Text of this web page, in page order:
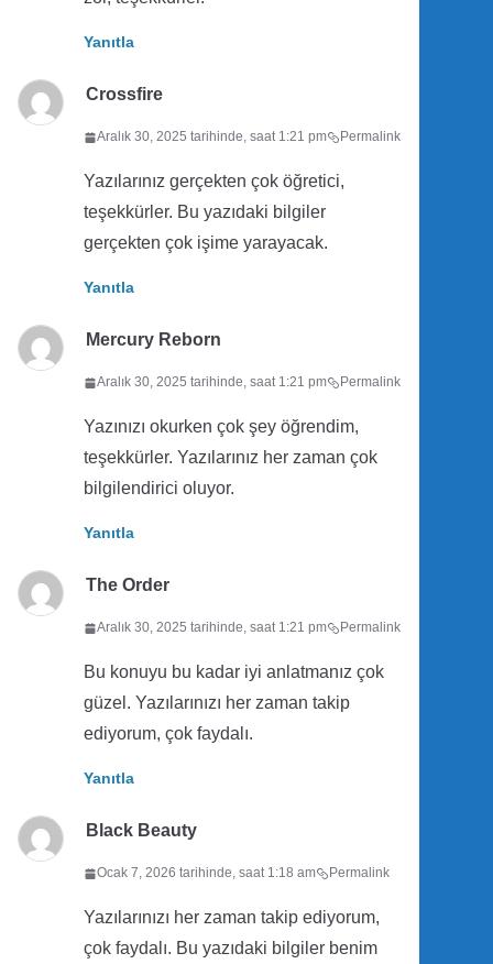
Yanıtla
Crossfire
Aralık 30, 2025 tarihinde, saat 1:21 pm Permalink
Yazılarınız gerçekten çok öğretici,
teşekkürler. Bu yazıdaki bilgiler
gerçekten çok işime yarayacak.
Yanıtla
Mercury Reborn
Aralık 30, 2025 tarihinde, saat 1:21 pm Permalink
Yazınızı okurken çok şey öğrendim,
teşekkürler. Yazılarınız her zaman çok
bilgilendirici oluyor.
Yanıtla
The Order
Aralık 30, 2025 tarihinde, saat 1:21 pm Permalink
Bu konuyu bu kadar iyi anlatmanız çok
güzel. Yazılarınızı her zaman takip
ediyorum, çok faydalı.
Yanıtla
Black Beauty
Ocak 7, 2026 tarihinde, saat 1:18 am Permalink
Yazılarınızı her zaman takip ediyorum,
çok faydalı. Bu yazıdaki bilgiler benim